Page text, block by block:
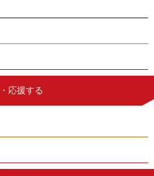
応援する